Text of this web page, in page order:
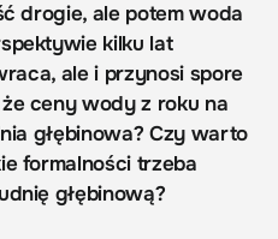
drogie, ale potem woda
kilku lat
ale i przynosi spore
ceny wody z roku na
głębinowa? Czy warto
formalności trzeba
głębinową?